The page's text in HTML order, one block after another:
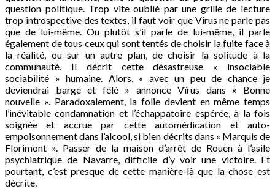
question politique. Trop vite oublié par une grille de lecture
trop introspective des textes, il faut voir que Vîrus ne parle pas
que de lui-même. Ou plutôt s’il parle de lui-même, il parle
également de tous ceux qui sont tentés de choisir la fuite face à
la réalité, ou sur un autre plan, de choisir la solitude à la
communauté. Il décrit cette désastreuse « insociable
sociabilité » humaine. Alors, « avec un peu de chance je
deviendrai barge et félé » annonce Vîrus dans « Bonne
nouvelle ». Paradoxalement, la folie devient en même temps
l’inévitable condamnation et l’échappatoire espérée, à la fois
soignée et accrue par cette automédication et auto-
empoisonnement dans l’alcool, si bien décrits dans « Marquis de
Florimont ». Passer de la maison d’arrêt de Rouen à l’asile
psychiatrique de Navarre, difficile d’y voir une victoire. Et
pourtant, c’est presque de cette manière-là que la chose est
décrite.